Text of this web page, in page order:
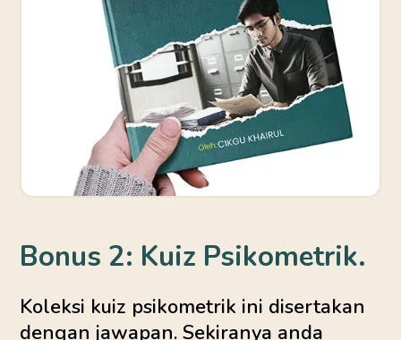
Bonus 2: Kuiz Psikometrik.
Koleksi kuiz psikometrik ini disertakan
dengan jawapan. Sekiranya anda